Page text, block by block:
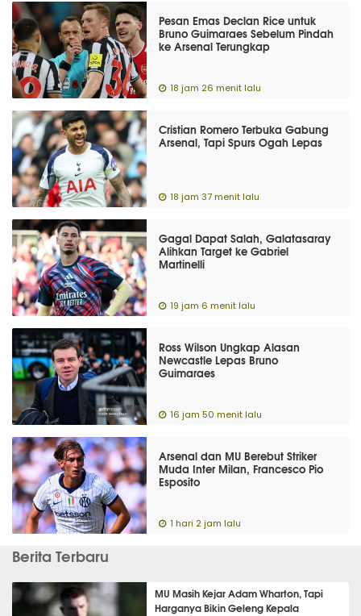
Pesan Emas Declan Rice untuk
Bruno Guimaraes Sebelum Pindah
ke Arsenal Terungkap
18 jam 26 menit lalu
Cristian Romero Terbuka Gabung
Arsenal, Tapi Spurs Ogah Lepas
18 jam 37 menit lalu
Gagal Dapat Salah, Galatasaray
Alihkan Target ke Gabriel
Martinelli
19 jam 6 menit lalu
Ross Wilson Ungkap Alasan
Newcastle Lepas Bruno
Guimaraes
16 jam 50 menit lalu
Arsenal dan MU Berebut Striker
Muda Inter Milan, Francesco Pio
Esposito
1 hari 2 jam lalu
Berita Terbaru
MU Masih Kejar Adam Wharton, Tapi
Harganya Bikin Geleng Kepala